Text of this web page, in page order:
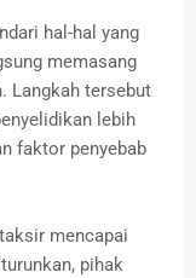
hal-hal yang
memasang
Langkah tersebut
lebih
faktor penyebab
mencapai
pihak